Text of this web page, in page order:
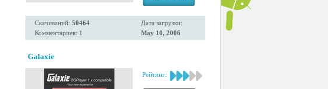
Скачиваний: 50464
Комментариев: 1
Дата загрузки:
May 10, 2006
Galaxie
Рейтинг: